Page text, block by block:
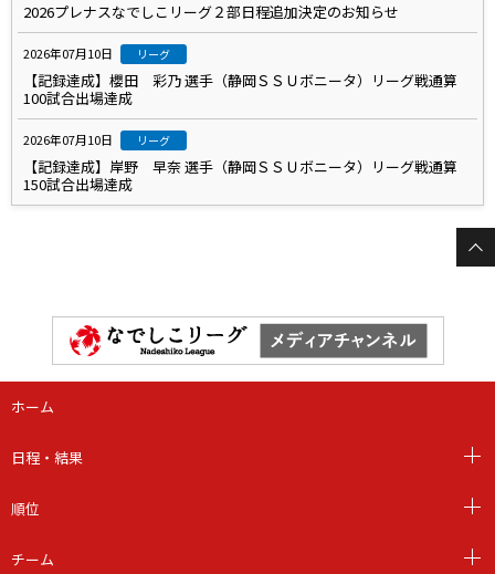
2026プレナスなでしこリーグ２部日程追加決定のお知らせ
2026年07月10日 リーグ
【記録達成】櫻田 彩乃 選手（静岡ＳＳＵボニータ）リーグ戦通算
100試合出場達成
2026年07月10日 リーグ
【記録達成】岸野 早奈 選手（静岡ＳＳＵボニータ）リーグ戦通算
150試合出場達成
ホーム
日程・結果
順位
チーム